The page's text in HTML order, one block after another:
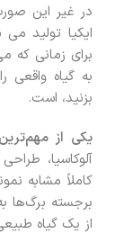
در غیر این‌
ایکیا تولید
برای زمانی که
به گیاه
بزنید، است.
یکی از
آلوکاسیا،
کاملاً مشابه
برجسته برگ‌ها
از یک گیاه